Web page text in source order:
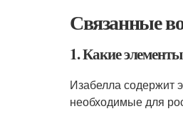
Связанные
1. Какие
Изабелла содержит
необходимые для